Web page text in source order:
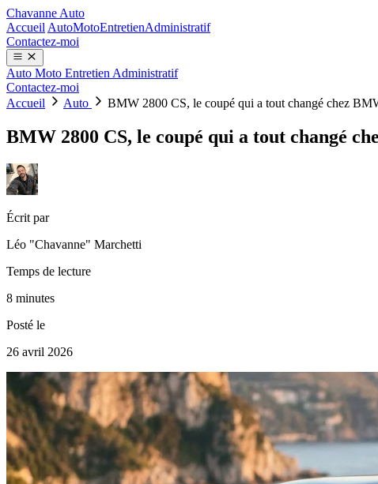
Chavanne Auto
Accueil AutoMotoEntretienAdministratif
Contactez-moi
Auto Moto Entretien Administratif
Contactez-moi
Accueil
Auto BMW 2800 CS, le coupé qui a tout changé chez
BMW 2800 CS, le coupé qui a tout changé
Écrit par
Léo "Chavanne" Marchetti
Temps de lecture
8 minutes
Posté le
26 avril 2026